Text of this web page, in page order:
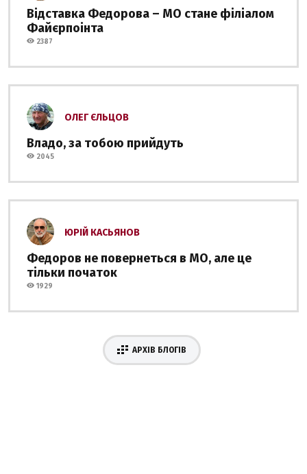
Відставка Федорова – МО стане філіалом
Файєрпоінта
2387
ОЛЕГ ЄЛЬЦОВ
Владо, за тобою прийдуть
2045
ЮРІЙ КАСЬЯНОВ
Федоров не повернеться в МО, але це
тільки початок
1929
АРХІВ БЛОГІВ